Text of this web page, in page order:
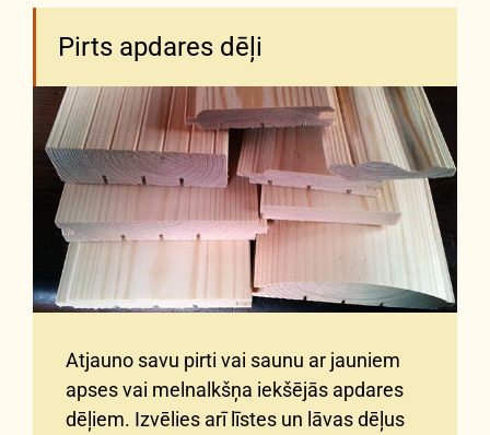
Pirts apdares dēļi
Atjauno savu pirti vai saunu ar jauniem
apses vai melnalkšņa iekšējās apdares
dēļiem. Izvēlies arī līstes un lāvas dēļus